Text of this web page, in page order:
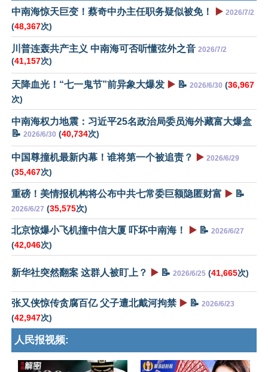
中南海惊天巨变！蔡奇中办主任职务疑似被免！ ▶️ 2026/7/2
(48,367次)
川普连轰共产主义 中南海可否听懂弦外之音 2026/7/2
(41,157次)
天降血光！“七一鬼节”前异象大爆发 ▶️ 📝 2026/6/30 (36,967
次)
中南海权力地震：习近平25名政治局委员海外藏富大爆盒
📝 2026/6/30 (40,734次)
中国尊撞机最新内幕！谁将第一个被追责？ ▶️ 2026/6/29
(35,467次)
重磅！美情报机构将公布中共七常委巨额隐匿财富 ▶️ 📝
2026/6/27 (35,575次)
北京惊爆小飞机撞中信大厦 吓坏中南海！ ▶️ 📝 2026/6/27
(42,046次)
新华社突然翻案 这群人被盯上？ ▶️ 📝 2026/6/25 (41,665次)
张又侠惊传贪腐百亿 父子遭北戴河拘禁 ▶️ 📝 2026/6/23
(42,947次)
人民报视频: